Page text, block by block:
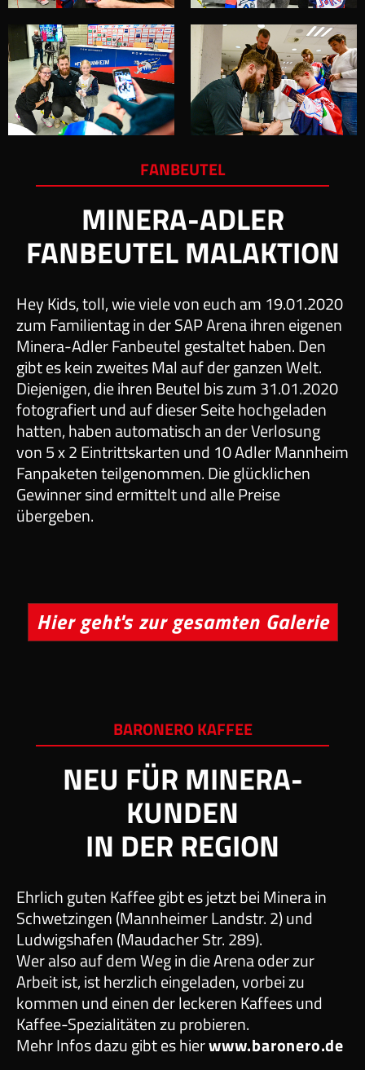
FANBEUTEL
MINERA-ADLER
FANBEUTEL MALAKTION
Hey Kids, toll, wie viele von euch am 19.01.2020
zum Familientag in der SAP Arena ihren eigenen
Minera-Adler Fanbeutel gestaltet haben. Den
gibt es kein zweites Mal auf der ganzen Welt.
Diejenigen, die ihren Beutel bis zum 31.01.2020
fotografiert und auf dieser Seite hochgeladen
hatten, haben automatisch an der Verlosung
von 5 x 2 Eintrittskarten und 10 Adler Mannheim
Fanpaketen teilgenommen. Die glücklichen
Gewinner sind ermittelt und alle Preise
übergeben.
Hier geht's zur gesamten Galerie
BARONERO KAFFEE
NEU FÜR MINERA-
KUNDEN
IN DER REGION
Ehrlich guten Kaffee gibt es jetzt bei Minera in
Schwetzingen (Mannheimer Landstr. 2) und
Ludwigshafen (Maudacher Str. 289).
Wer also auf dem Weg in die Arena oder zur
Arbeit ist, ist herzlich eingeladen, vorbei zu
kommen und einen der leckeren Kaffees und
Kaffee-Spezialitäten zu probieren.
Mehr Infos dazu gibt es hierwww.baronero.de